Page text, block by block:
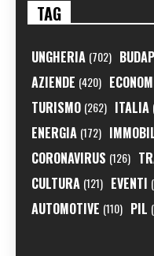
TAG
UNGHERIA (702)
AZIENDE (420)
TURISMO (262) ITALIA
ENERGIA (172)
CORONAVIRUS (126)
CULTURA (121) EVENTI
AUTOMOTIVE (110) PIL